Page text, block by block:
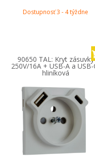
Dostupnosť 3 - 4 týždne
90650 TAL: Kryt zásuvky
250V/16A + USB-A a USB-C,
hliníková